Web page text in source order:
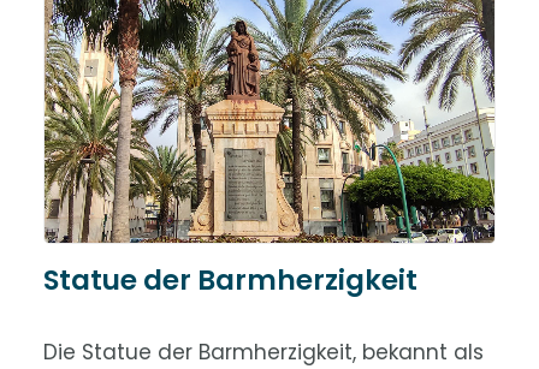
Statue der Barmherzigkeit
Die Statue der Barmherzigkeit, bekannt als